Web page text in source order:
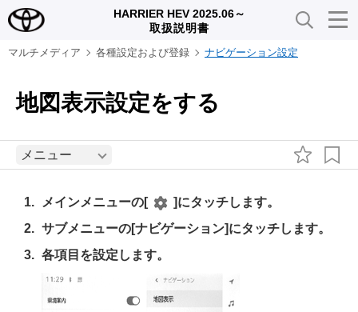
HARRIER HEV 2025.06～
取扱説明書
マルチメディア 各種設定および登録 ナビゲーション設定
地図表示設定をする
メニュー
メインメニューの[‍ ‍]にタッチします。
サブメニューの[‍ナビゲーション‍]にタッチします。
各項目を設定します。